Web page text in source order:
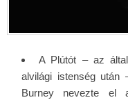
A Plútót – az
alvilági istenség után
Burney nevezte el